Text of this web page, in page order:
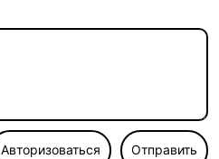
Авторизоваться Отправить